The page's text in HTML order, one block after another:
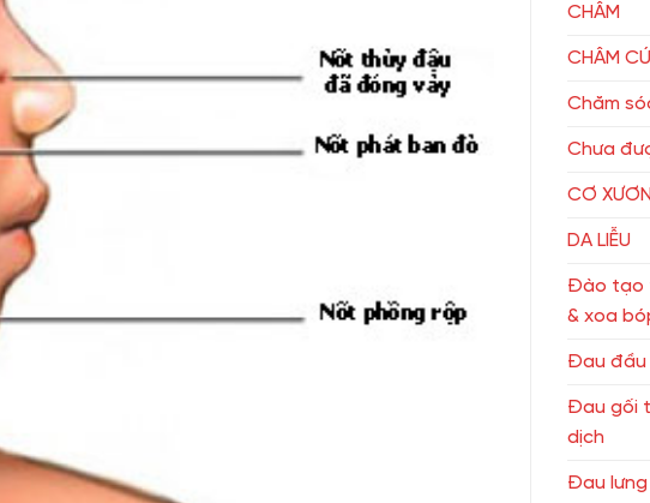
CHÂM
CHÂM
Chăm
Chưa
CƠ
DA LIỄU
Đào tạo
& xoa
Đau đầu
Đau gối
dịch
Đau